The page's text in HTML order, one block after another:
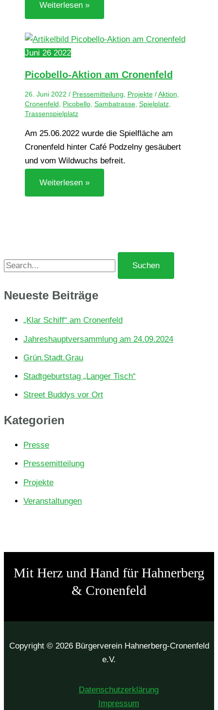
Weiterlesen »
Juni 26 2022
Pico­bel­lo-Aktion am Cronenfeld
26. Juni 2022 / Pressemitteilung Projekte/Aktion
Cronenfeld
Picobello, Sambatrasse, Spielplatz,
Trassenspielplatz
Am 25.06.2022 wurde die Spielfläche am
Cronenfeld hinter Café Podzelny gesäubert
und vom Wildwuchs befreit.
Weiterlesen »
S
c
:
Neu­es­te Beiträge
„Klar Schiff“ am Cronenfeld
Jah­res­haupt­ver­samm­lung am 24.09.2024
Grün.Stadt.Grau
Stadt­ge­burts­tag „Langer Tisch“
Street Buddys vor Ort
Kate­go­rien
Presse
Pressemitteilung
Projekte
Veranstaltungen
Mit Herz und Hand für Hahner­­­berg
& Cronenfeld
Copyright © 2026 Bürgerverein Hahnerberg-Cronenfeld
e.V.
Daten­schutz­er­klä­rung
Impres­sum